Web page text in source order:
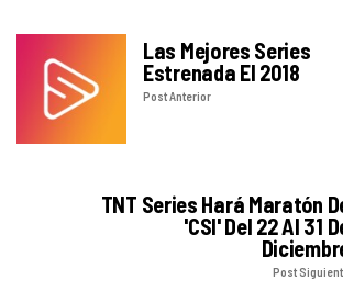
Las Mejores Series
Estrenada El 2018
Post Anterior
TNT Series Hará Maratón
'CSI' Del 22 Al 31
Post